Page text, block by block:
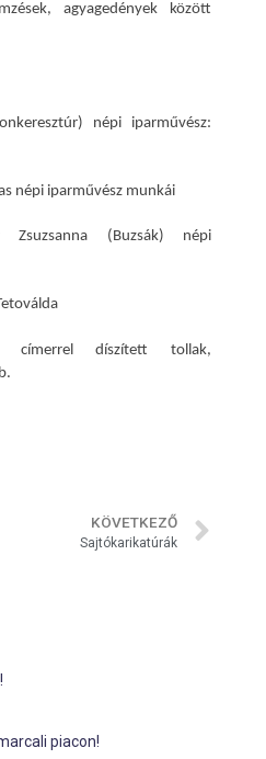
agyagedények között
népi iparművész:
népi iparművész munkái
Zsuzsanna (Buzsák) népi
címerrel díszített tollak,
KÖVETKEZŐ
Sajtókarikatúrák
piacon!